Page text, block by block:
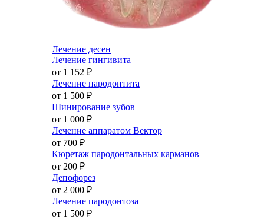
Лечение десен
Лечение гингивита
от 1 152 ₽
Лечение пародонтита
от 1 500 ₽
Шинирование зубов
от 1 000 ₽
Лечение аппаратом Вектор
от 700 ₽
Кюретаж пародонтальных карманов
от 200 ₽
Депофорез
от 2 000 ₽
Лечение пародонтоза
от 1 500 ₽